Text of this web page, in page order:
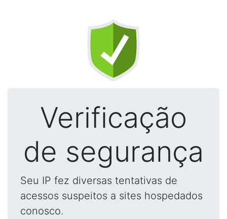
Verificação
de segurança
Seu IP fez diversas tentativas de
acessos suspeitos a sites hospedados
conosco.